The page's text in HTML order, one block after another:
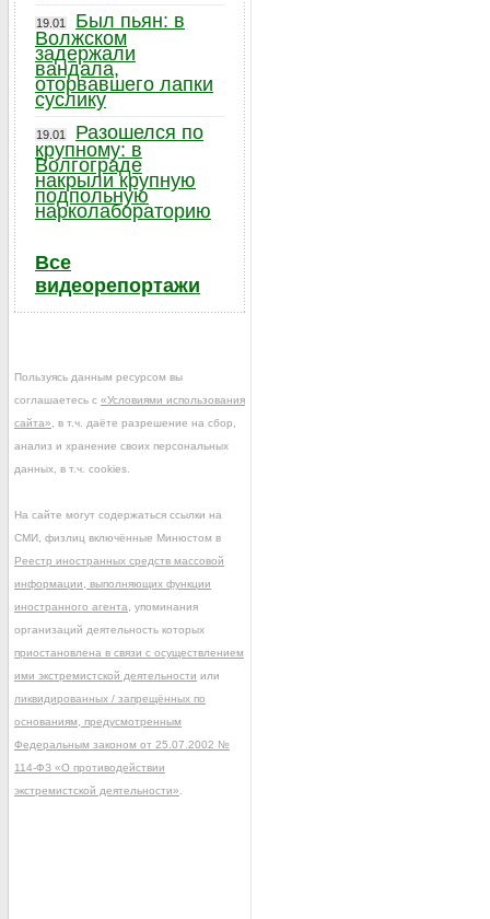
19.01
Был пьян: в
Волжском
задержали
вандала,
оторвавшего лапки
суслику
19.01
Разошелся по
крупному: в
Волгограде
накрыли крупную
подпольную
нарколабораторию
Все
видеорепортажи
Пользуясь данным ресурсом вы
соглашаетесь с «Условиями использования
сайта» , в т.ч. даёте разрешение на сбор,
анализ и хранение своих персональных
данных, в т.ч. cookies.
На сайте могут содержаться ссылки на
СМИ, физлиц включённые Минюстом в
Реестр иностранных средств массовой
информации, выполняющих функции
иностранного агента , упоминания
организаций деятельность которых
приостановлена в связи с осуществлением
ими экстремистской деятельности или
ликвидированных / запрещённых по
основаниям, предусмотренным
Федеральным законом от 25.07.2002 №
114-ФЗ «О противодействии
экстремистской деятельности»